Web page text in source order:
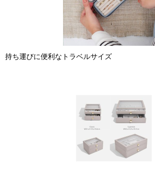
持ち運びに便利なトラベルサイズ